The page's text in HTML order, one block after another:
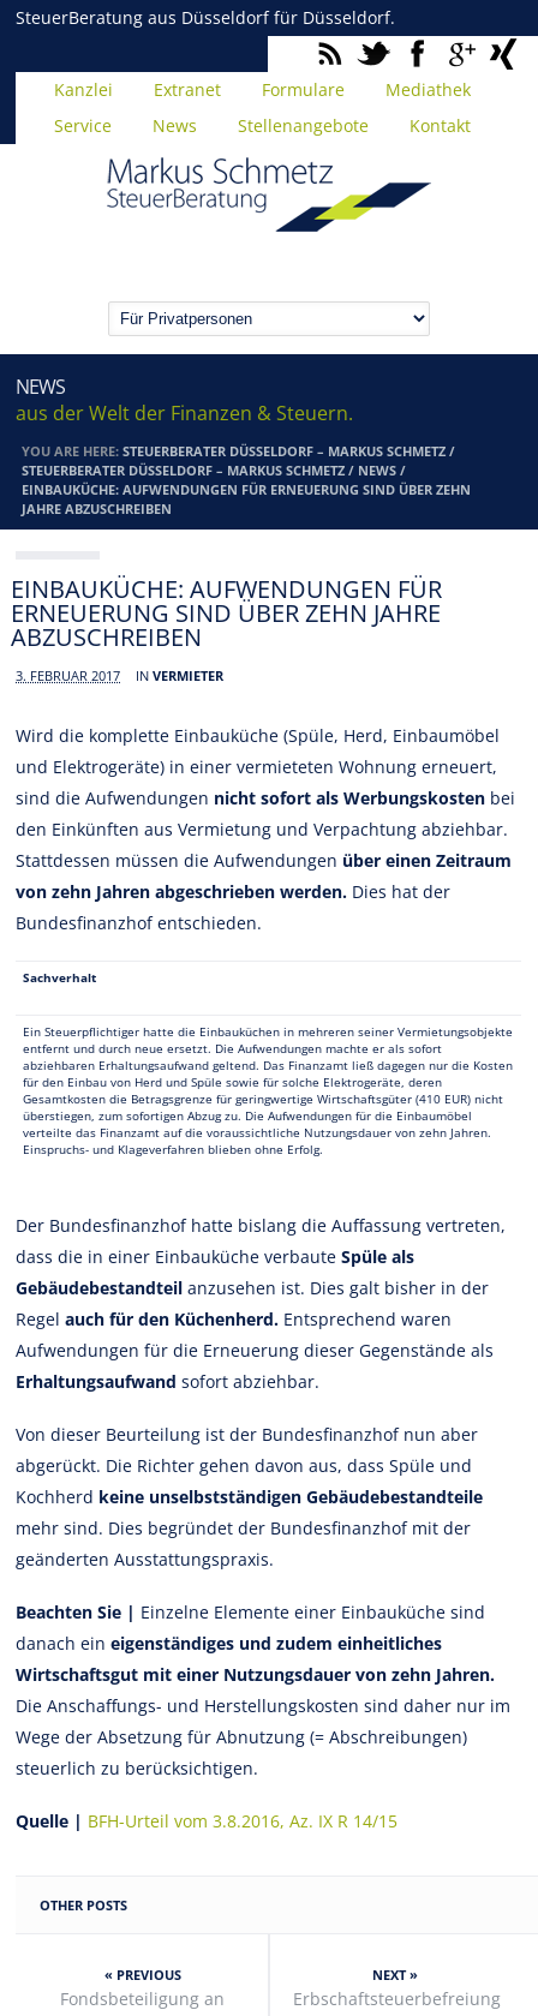
SteuerBeratung aus Düsseldorf für Düsseldorf.
Kanzlei Extranet Formulare
Mediathek
Service
News Stellenangebote Kontakt
NEWS
aus der Welt der Finanzen & Steuern.
YOU ARE HERE:STEUERBERATER DÜSSELDORF – MARKUS SCHMETZ /
STEUERBERATER DÜSSELDORF – MARKUS SCHMETZ / NEWS /
EINBAUKÜCHE: AUFWENDUNGEN FÜR ERNEUERUNG SIND ÜBER ZEHN
JAHRE ABZUSCHREIBEN
EINBAUKÜCHE: AUFWENDUNGEN FÜR
ERNEUERUNG SIND ÜBER ZEHN JAHRE
ABZUSCHREIBEN
3. FEBRUAR 2017 INVERMIETER
Wird die komplette Einbauküche (Spüle, Herd, Einbaumöbel
und Elektrogeräte) in einer vermieteten Wohnung erneuert,
sind die Aufwendungen nicht sofort als Werbungskosten bei
den Einkünften aus Vermietung und Verpachtung abziehbar.
Stattdessen müssen die Aufwendungen über einen Zeitraum
von zehn Jahren abgeschrieben werden. Dies hat der
Bundesfinanzhof entschieden.
Sachverhalt
Ein Steuerpflichtiger hatte die Einbauküchen in mehreren seiner Vermietungsobjekte
entfernt und durch neue ersetzt. Die Aufwendungen machte er als sofort
abziehbaren Erhaltungsaufwand geltend. Das Finanzamt ließ dagegen nur die Kosten
für den Einbau von Herd und Spüle sowie für solche Elektrogeräte, deren
Gesamtkosten die Betragsgrenze für geringwertige Wirtschaftsgüter (410 EUR) nicht
überstiegen, zum sofortigen Abzug zu. Die Aufwendungen für die Einbaumöbel
verteilte das Finanzamt auf die voraussichtliche Nutzungsdauer von zehn Jahren.
Einspruchs- und Klageverfahren blieben ohne Erfolg.
Der Bundesfinanzhof hatte bislang die Auffassung vertreten,
dass die in einer Einbauküche verbauteSpüle als
Gebäudebestandteil anzusehen ist. Dies galt bisher in der
Regelauch für den Küchenherd. Entsprechend waren
Aufwendungen für die Erneuerung dieser Gegenstände als
Erhaltungsaufwandsofort abziehbar.
Von dieser Beurteilung ist der Bundesfinanzhof nun aber
abgerückt. Die Richter gehen davon aus, dass Spüle und
Kochherd keine unselbstständigen Gebäudebestandteile
mehr sind. Dies begründet der Bundesfinanzhof mit der
geänderten Ausstattungspraxis.
Beachten Sie | Einzelne Elemente einer Einbauküche sind
danach eineigenständiges und zudem einheitliches
Wirtschaftsgut mit einer Nutzungsdauer von zehn Jahren.
Die Anschaffungs- und Herstellungskosten sind daher nur im
Wege der Absetzung für Abnutzung (= Abschreibungen)
steuerlich zu berücksichtigen.
Quelle | BFH-Urteil vom 3.8.2016, Az. IX R 14/15
OTHER POSTS
« PREVIOUS
Fondsbeteiligung an
NEXT »
Erbschaftsteuerbefreiung